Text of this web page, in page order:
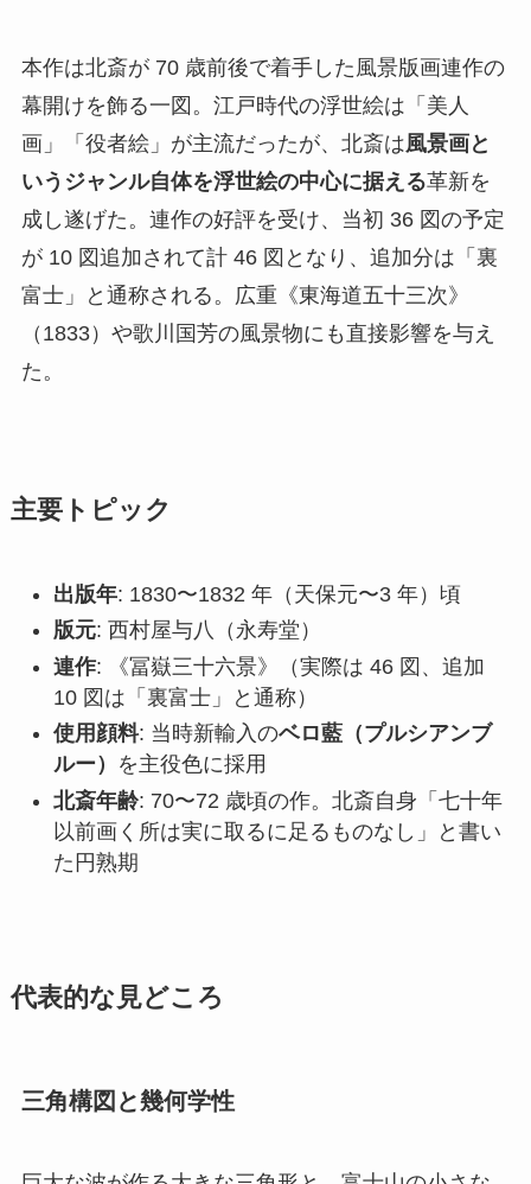
本作は北斎が 70 歳前後で着手した風景版画連作の
幕開けを飾る一図。江戸時代の浮世絵は「美人
画」「役者絵」が主流だったが、北斎は風景画と
いうジャンル自体を浮世絵の中心に据える革新を
成し遂げた。連作の好評を受け、当初 36 図の予定
が 10 図追加されて計 46 図となり、追加分は「裏
富士」と通称される。広重《東海道五十三次》
（1833）や歌川国芳の風景物にも直接影響を与え
た。
主要トピック
出版年: 1830〜1832 年（天保元〜3 年）頃
版元: 西村屋与八（永寿堂）
連作: 《冨嶽三十六景》（実際は 46 図、追加
10 図は「裏富士」と通称）
使用顔料: 当時新輸入のベロ藍（プルシアンブ
ルー）
を主役色に採用
北斎年齢: 70〜72 歳頃の作。北斎自身「七十年
以前画く所は実に取るに足るものなし」と書い
た円熟期
代表的な見どころ
三角構図と幾何学性